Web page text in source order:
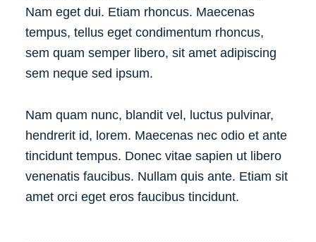
Nam eget dui. Etiam rhoncus. Maecenas
tempus, tellus eget condimentum rhoncus,
sem quam semper libero, sit amet adipiscing
sem neque sed ipsum.
Nam quam nunc, blandit vel, luctus pulvinar,
hendrerit id, lorem. Maecenas nec odio et ante
tincidunt tempus. Donec vitae sapien ut libero
venenatis faucibus. Nullam quis ante. Etiam sit
amet orci eget eros faucibus tincidunt.